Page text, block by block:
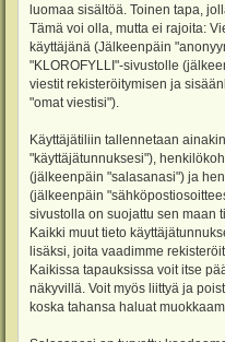
luomaa sisältöä. Toinen tapa,
Tämä voi olla, mutta ei rajoita:
käyttäjänä (Jälkeenpäin
"KLOROFYLLI"-sivustolle
viestit rekisteröitymisen ja
"omat viestisi").
Käyttäjätiliin tallennetaan
"käyttäjätunnuksesi"),
(jälkeenpäin "salasanasi") ja
(jälkeenpäin
sivustolla on suojattu sen maan
Kaikki muut tieto
lisäksi, joita vaadimme
Kaikissa tapauksissa voit itse
näkyvillä. Voit myös liittyä ja
koska tahansa haluat